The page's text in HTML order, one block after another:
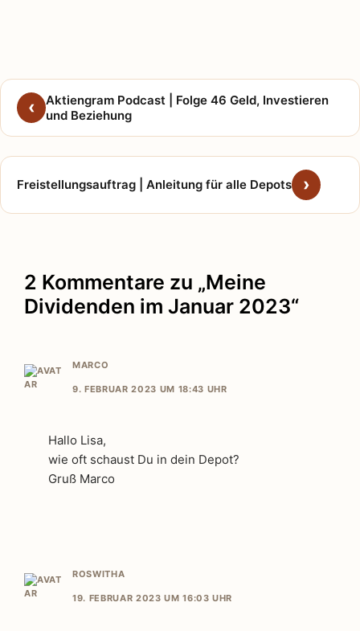
Aktiengram Podcast | Folge 46 Geld, Investieren
und Beziehung
Freistellungsauftrag | Anleitung für alle Depots
2 Kommentare zu „Meine
Dividenden im Januar 2023“
MARCO
9. FEBRUAR 2023 UM 18:43 UHR
Hallo Lisa,
wie oft schaust Du in dein Depot?
Gruß Marco
ROSWITHA
19. FEBRUAR 2023 UM 16:03 UHR